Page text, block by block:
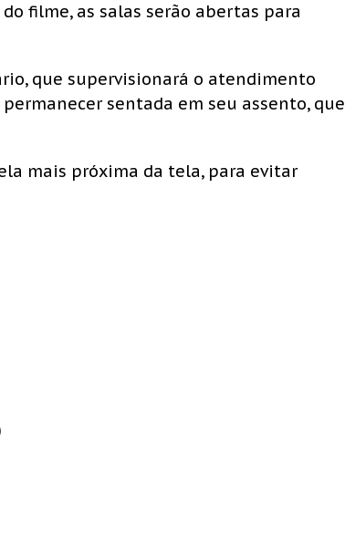
filme, as salas serão abertas para
que supervisionará o atendimento
sentada em seu assento, que
mais próxima da tela, para evitar